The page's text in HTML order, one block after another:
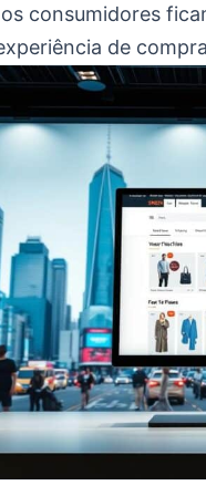
consumidores
de